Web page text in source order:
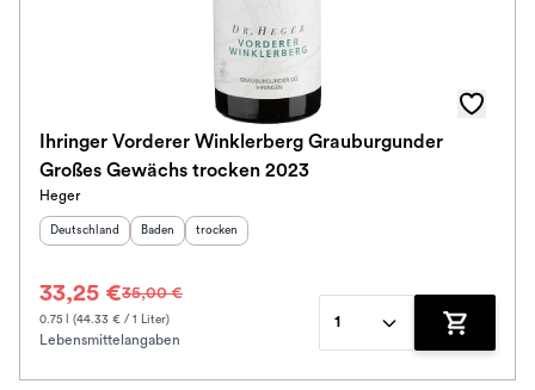
Ihringer Vorderer Winklerberg Grauburgunder
Großes Gewächs trocken 2023
Heger
Herkunftsland
Deutschland Herkunftsregion:
Baden Geschmack
trocken
33,25 €35,00 €
0.75 l (44.33 € / 1 Liter)
Lebensmittelangaben
1
Zum